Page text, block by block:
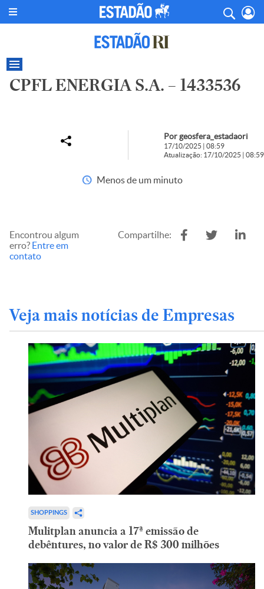
CPFL ENERGIA S.A. – 1433536
Por geosfera_estadaori
17/10/2025 | 08:59
Atualização: 17/10/2025 | 08:59
Menos de um minuto
Encontrou algum
erro? Entre em
contato
Compartilhe:
Veja mais notícias de Empresas
SHOPPINGS
Mulitplan anuncia a 17ª emissão de
debêntures, no valor de R$ 300 milhões